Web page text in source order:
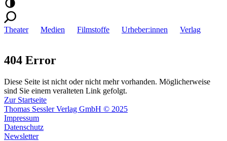
Theater Medien Filmstoffe Urheber:innen Verlag
404 Error
Diese Seite ist nicht oder nicht mehr vorhanden. Möglicherweise
sind Sie einem veralteten Link gefolgt.
Zur Startseite
Thomas Sessler Verlag GmbH © 2025
Impressum
Datenschutz
Newsletter